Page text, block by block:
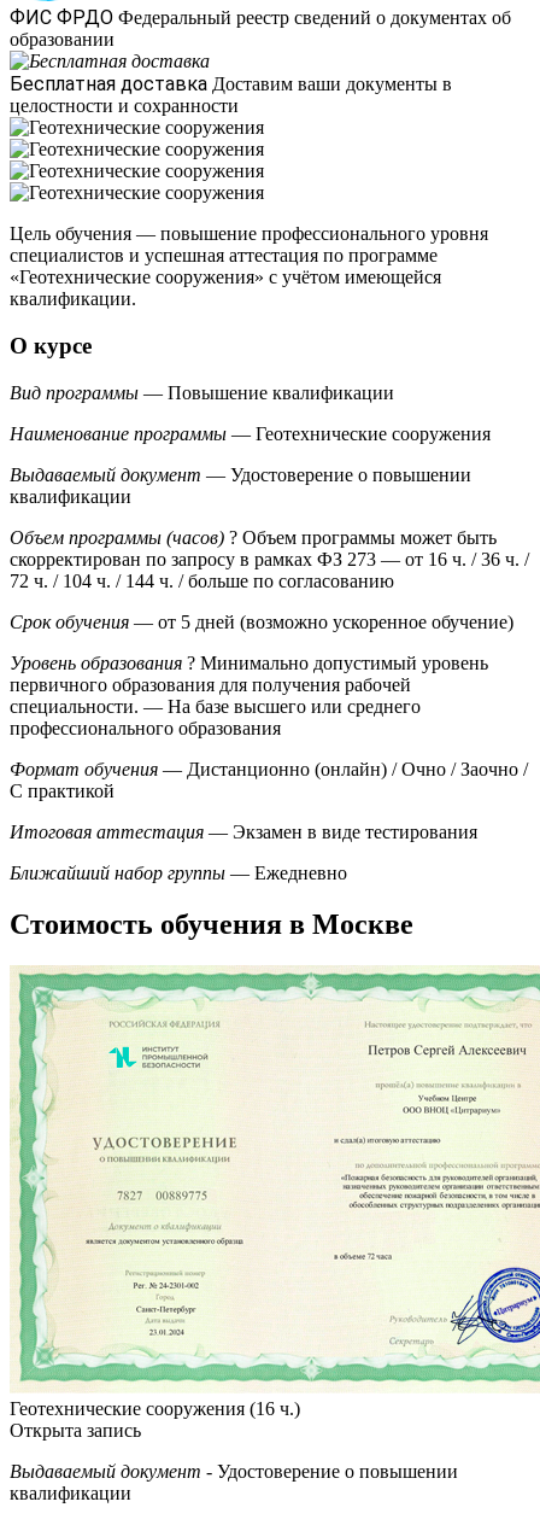
ФИС ФРДО Федеральный реестр сведений о документах об
образовании
Бесплатная доставка Доставим ваши документы в
целостности и сохранности
Цель обучения — повышение профессионального уровня
специалистов и успешная аттестация по программе
«Геотехнические сооружения» с учётом имеющейся
квалификации.
О курсе
Вид программы — Повышение квалификации
Наименование программы — Геотехнические сооружения
Выдаваемый документ — Удостоверение о повышении
квалификации
Объем программы (часов) ? Объем программы может быть
скорректирован по запросу в рамках ФЗ 273 — от 16 ч. / 36 ч. /
72 ч. / 104 ч. / 144 ч. / больше по согласованию
Срок обучения — от 5 дней (возможно ускоренное обучение)
Уровень образования ? Минимально допустимый уровень
первичного образования для получения рабочей
специальности. — На базе высшего или среднего
профессионального образования
Формат обучения — Дистанционно (онлайн) / Очно / Заочно /
С практикой
Итоговая аттестация — Экзамен в виде тестирования
Ближайший набор группы — Ежедневно
Стоимость обучения в Москве
Геотехнические сооружения (16 ч.)
Открыта запись
Выдаваемый документ - Удостоверение о повышении
квалификации